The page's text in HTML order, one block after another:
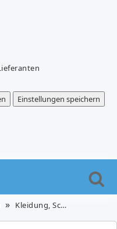
Einstellungen speichern
Kleidung, Schuhe & Uhren